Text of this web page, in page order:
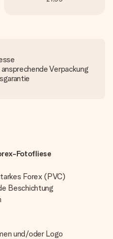
Verpackung
Fotofliese
Forex (PVC)
Beschichtung
und/oder Logo